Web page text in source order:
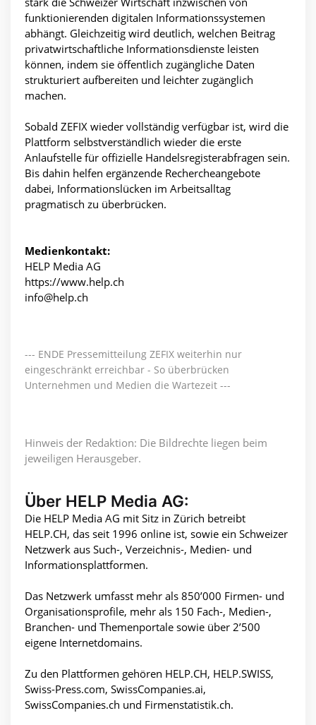
funktionierenden digitalen Informationssystemen
abhängt. Gleichzeitig wird deutlich, welchen Beitrag
privatwirtschaftliche Informationsdienste leisten
können, indem sie öffentlich zugängliche Daten
strukturiert aufbereiten und leichter zugänglich
machen.
Sobald ZEFIX wieder vollständig verfügbar ist, wird die
Plattform selbstverständlich wieder die erste
Anlaufstelle für offizielle Handelsregisterabfragen sein.
Bis dahin helfen ergänzende Rechercheangebote
dabei, Informationslücken im Arbeitsalltag
pragmatisch zu überbrücken.
Medienkontakt:
HELP Media AG
https://www.help.ch
info@help.ch
--- ENDE Pressemitteilung ZEFIX weiterhin nur
eingeschränkt erreichbar - So überbrücken
Unternehmen und Medien die Wartezeit ---
Hinweis der Redaktion: Die Bildrechte liegen beim
jeweiligen Herausgeber.
Über HELP Media AG:
Die HELP Media AG mit Sitz in Zürich betreibt
HELP.CH, das seit 1996 online ist, sowie ein Schweizer
Netzwerk aus Such-, Verzeichnis-, Medien- und
Informationsplattformen.
Das Netzwerk umfasst mehr als 850’000 Firmen- und
Organisationsprofile, mehr als 150 Fach-, Medien-,
Branchen- und Themenportale sowie über 2’500
eigene Internetdomains.
Zu den Plattformen gehören HELP.CH, HELP.SWISS,
Swiss-Press.com, SwissCompanies.ai,
SwissCompanies.ch und Firmenstatistik.ch.